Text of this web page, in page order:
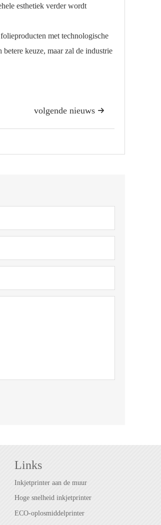
esthetiek verder wordt
met technologische
keuze, maar zal de industrie

volgende nieuws
Links
Inkjetprinter aan de muur
Hoge snelheid inkjetprinter
ECO-oplosmiddelprinter